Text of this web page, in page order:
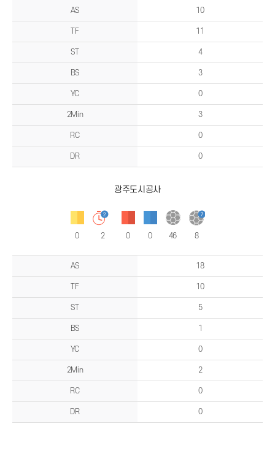
이
AS 10
TF 11
ST 4
BS 3
YC 0
2Min 3
RC 0
DR 0
이
광주도시공사
0 2 0 0 46 8
AS 18
TF 10
ST 5
BS 1
YC 0
2Min 2
RC 0
DR 0